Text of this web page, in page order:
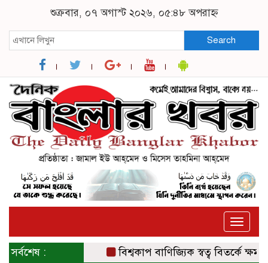
শুক্রবার, ০৭ অগাস্ট ২০২৬, ০৫:৪৮ অপরাহ্ন
Search
Toggle
সর্বশেষ : বিশ্বকাপ বাণিজ্যিক স্বত্ব বিতর্কে ক্ষমা